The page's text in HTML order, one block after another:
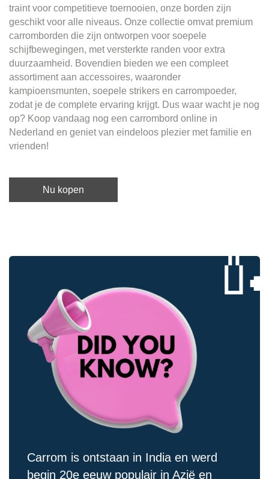
traint voor competitieve toernooien, onze borden zijn
geschikt voor alle niveaus. Onze collectie omvat premium
carromborden die zijn ontworpen voor soepele
schijfbewegingen, met versterkte randen voor extra
duurzaamheid. Bovendien bieden we een compleet
assortiment aan accessoires, waaronder
kampioensmunten, soepele strikers en carrompoeder,
zodat je de complete ervaring krijgt. Dus waar wacht je nog
op? Koop vandaag nog een carrombord online in
Nederland en geniet van eindeloos plezier met familie en
vrienden!
Nu kopen
Carrom is ontstaan ​​in India en werd
begin 20e eeuw populair in Azië en